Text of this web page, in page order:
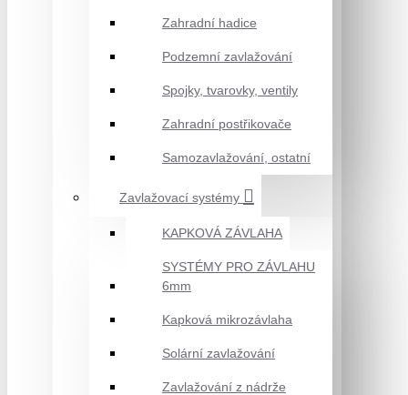
Zahradní hadice
Podzemní zavlažování
Spojky, tvarovky, ventily
Zahradní postřikovače
Samozavlažování, ostatní
Zavlažovací systémy
KAPKOVÁ ZÁVLAHA
SYSTÉMY PRO ZÁVLAHU
6mm
Kapková mikrozávlaha
Solární zavlažování
Zavlažování z nádrže